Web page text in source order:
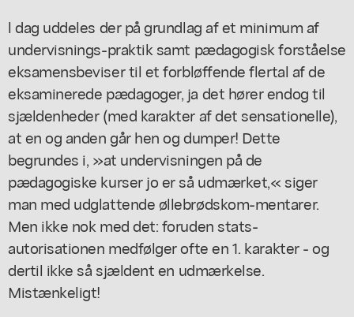
l dag uddeles der på grundlag af et minimum af
undervisnings-praktik samt pædagogisk forståelse
eksamensbeviser til et forbløffende flertal af de
eksaminerede pædagoger, ja det hører endog til
sjældenheder (med karakter af det sensationelle),
at en og anden går hen og dumper! Dette
begrundes i, »at undervisningen på de
pædagogiske kurser jo er så udmærket,« siger
man med udglattende øllebrødskom-mentarer.
Men ikke nok med det: foruden stats-
autorisationen medfølger ofte en 1. karakter - og
dertil ikke så sjældent en udmærkelse.
Mistænkeligt!